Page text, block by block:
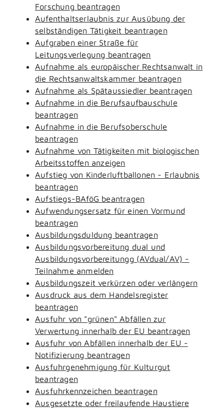
Forschung beantragen
Aufenthaltserlaubnis zur Ausübung der
selbständigen Tätigkeit beantragen
Aufgraben einer Straße für
Leitungsverlegung beantragen
Aufnahme als europäischer Rechtsanwalt in
die Rechtsanwaltskammer beantragen
Aufnahme als Spätaussiedler beantragen
Aufnahme in die Berufsaufbauschule
beantragen
Aufnahme in die Berufsoberschule
beantragen
Aufnahme von Tätigkeiten mit biologischen
Arbeitsstoffen anzeigen
Aufstieg von Kinderluftballonen - Erlaubnis
beantragen
Aufstiegs-BAföG beantragen
Aufwendungsersatz für einen Vormund
beantragen
Ausbildungsduldung beantragen
Ausbildungsvorbereitung dual und
Ausbildungsvorbereitungg (AVdual/AV) -
Teilnahme anmelden
Ausbildungszeit verkürzen oder verlängern
Ausdruck aus dem Handelsregister
beantragen
Ausfuhr von "grünen" Abfällen zur
Verwertung innerhalb der EU beantragen
Ausfuhr von Abfällen innerhalb der EU -
Notifizierung beantragen
Ausfuhrgenehmigung für Kulturgut
beantragen
Ausfuhrkennzeichen beantragen
Ausgesetzte oder freilaufende Haustiere